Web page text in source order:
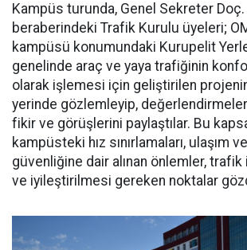
Kampüs turunda, Genel Sekreter Doç.
beraberindeki Trafik Kurulu üyeleri;
kampüsü konumundaki Kurupelit
genelinde araç ve yaya trafiğinin
olarak işlemesi için geliştirilen projenin
yerinde gözlemleyip,
fikir ve görüşlerini paylaştılar. Bu
kampüsteki hız sınırlamaları, ulaşım
güvenliğine dair alınan önlemler,
ve iyileştirilmesi gereken noktalar